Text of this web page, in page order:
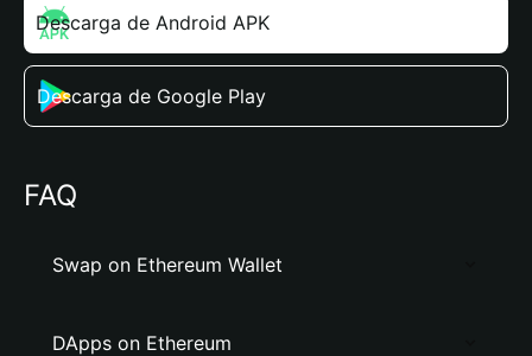
Descarga de Android APK
Descarga de Google Play
FAQ
Swap on Ethereum Wallet
DApps on Ethereum